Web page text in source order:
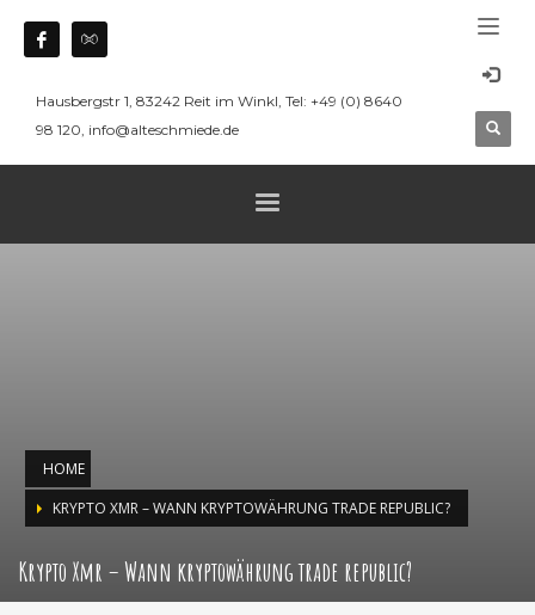
Hausbergstr 1, 83242 Reit im Winkl, Tel: +49 (0) 8640
98 120, info@alteschmiede.de
HOME
KRYPTO XMR – WANN KRYPTOWÄHRUNG TRADE REPUBLIC?
Krypto Xmr – Wann kryptowährung trade republic?